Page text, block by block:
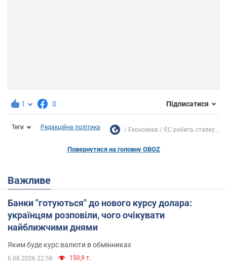
1 0 Підписатися
Теги Редакційна політика Економіка ЄС робить ставку...
Повернутися на головну OBOZ
Важливе
Банки "готуються" до нового курсу долара:
українцям розповіли, чого очікувати
найближчими днями
Яким буде курс валюти в обмінниках
6.08.2026 22:58 150,9 т.